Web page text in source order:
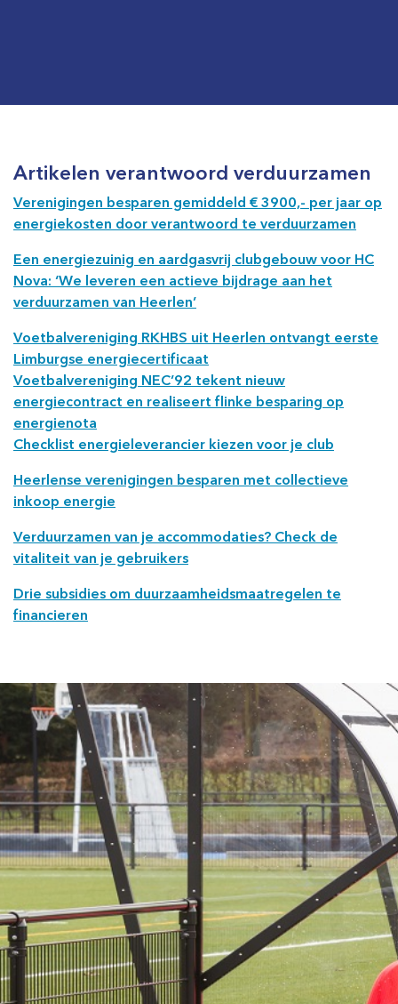
Artikelen verantwoord verduurzamen
Verenigingen besparen gemiddeld € 3900,- per jaar op
energiekosten door verantwoord te verduurzamen
Een energiezuinig en aardgasvrij clubgebouw voor HC
Nova: ‘We leveren een actieve bijdrage aan het
verduurzamen van Heerlen’
Voetbalvereniging RKHBS uit Heerlen ontvangt eerste
Limburgse energiecertificaat
Voetbalvereniging NEC’92 tekent nieuw
energiecontract en realiseert flinke besparing op
energienota
Checklist energieleverancier kiezen voor je club
Heerlense verenigingen besparen met collectieve
inkoop energie
Verduurzamen van je accommodaties? Check de
vitaliteit van je gebruikers
Drie subsidies om duurzaamheidsmaatregelen te
financieren